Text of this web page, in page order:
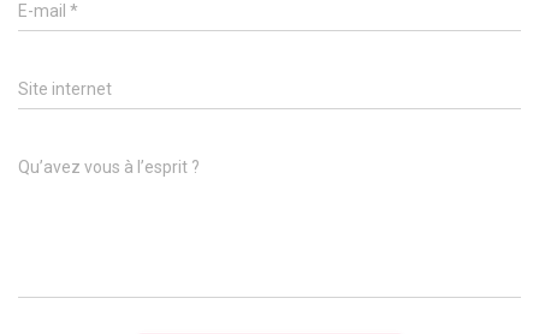
E-mail *
Site internet
Qu’avez vous à l’esprit ?